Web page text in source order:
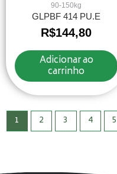
90-150kg
GLPBF 414 PU.E
R$144,80
Adicionar ao
carrinho
1 2 3 4 5